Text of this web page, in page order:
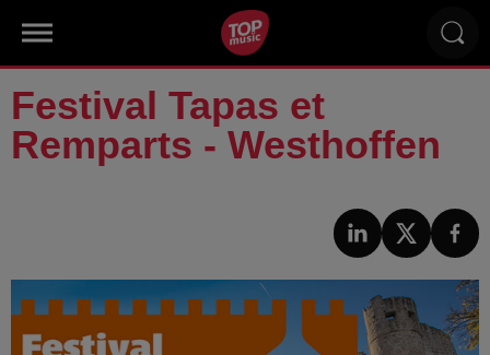
Festival Tapas et
Remparts - Westhoffen